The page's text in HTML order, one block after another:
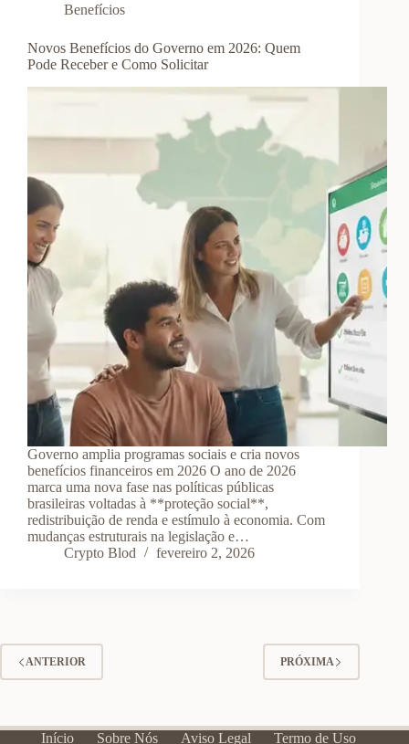
Benefícios
Novos Benefícios do Governo em 2026: Quem
Pode Receber e Como Solicitar
Governo amplia programas sociais e cria novos
benefícios financeiros em 2026 O ano de 2026
marca uma nova fase nas políticas públicas
brasileiras voltadas à **proteção social**,
redistribuição de renda e estímulo à economia. Com
mudanças estruturais na legislação e…
Crypto Blod
fevereiro 2, 2026
ANTERIOR PRÓXIMA
Início Sobre Nós Aviso Legal Termo de Uso